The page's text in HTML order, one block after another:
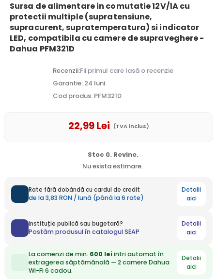
Sursa de alimentare in comutatie 12V/1A cu
protectii multiple (supratensiune,
supracurent, supratemperatura) si indicator
LED, compatibila cu camere de supraveghere -
Dahua PFM321D
Recenzii:Fii primul care lasă o recenzie
Garantie: 24 luni
Cod produs: PFM321D
22,99Lei (TVA inclus)
Stoc 0. Revine.
Nu exista estimare.
Rate fără dobândă cu cardul de credit
de la 3,83 RON / lună (până la 6 rate)
Detalii
aici
Instituție publică sau bugetară?
Postăm produsul în catalogul SEAP
Detalii
aici
La comenzi de min. 600 leiintri automat în
extragerea săptămânală — 2 camere Dahua
Wi-Fi 6 cadou.
Detalii
aici